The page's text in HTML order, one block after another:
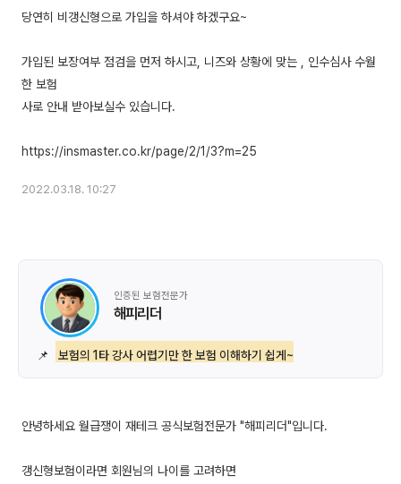
당연히 비갱신형으로 가입을 하셔야 하겠구요~
가입된 보장여부 점검을 먼저 하시고, 니즈와 상황에 맞는 , 인수심사 수월
한 보험
사로 안내 받아보실수 있습니다.
2022.03.18. 10:27
인증된 보험전문가
해피리더
📌 보험의 1타 강사 어렵기만 한 보험 이해하기 쉽게~
안녕하세요 월급쟁이 재테크 공식보험전문가 "해피리더"입니다.
갱신형보험이라면 회원님의 나이를 고려하면